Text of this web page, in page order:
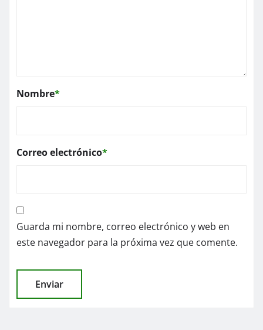
Nombre*
Correo electrónico*
Guarda mi nombre, correo electrónico y web en
este navegador para la próxima vez que comente.